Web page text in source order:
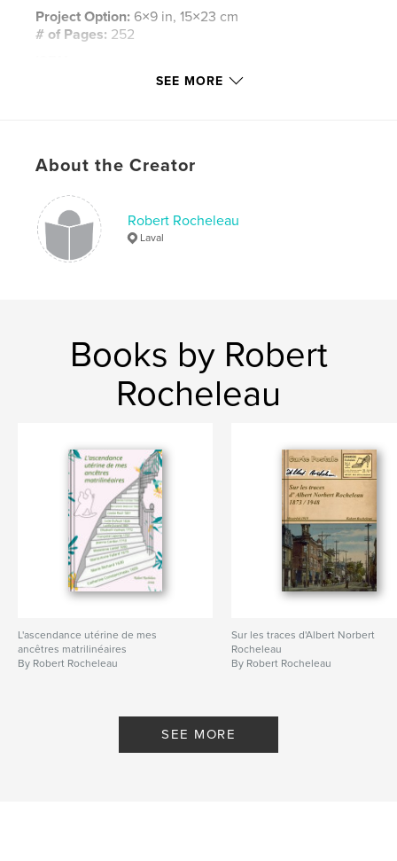
Project Option: 6×9 in, 15×23 cm
# of Pages: 252
Hardcover, ImageWrap: 9781034975069
LanguageFrench
Diotte ,
Généalogie
SEE MORE
About the Creator
Robert Rocheleau
Laval
Books by Robert
Rocheleau
L'ascendance utérine de mes
ancêtres matrilinéaires
By Robert Rocheleau
Sur les traces d'Albert Norbert
Rocheleau
By Robert Rocheleau
SEE MORE